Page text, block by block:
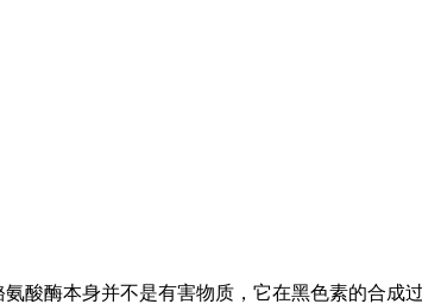
酸酶本身并不是有害物质，它在黑色素的合成